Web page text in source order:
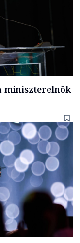
miniszterelnök